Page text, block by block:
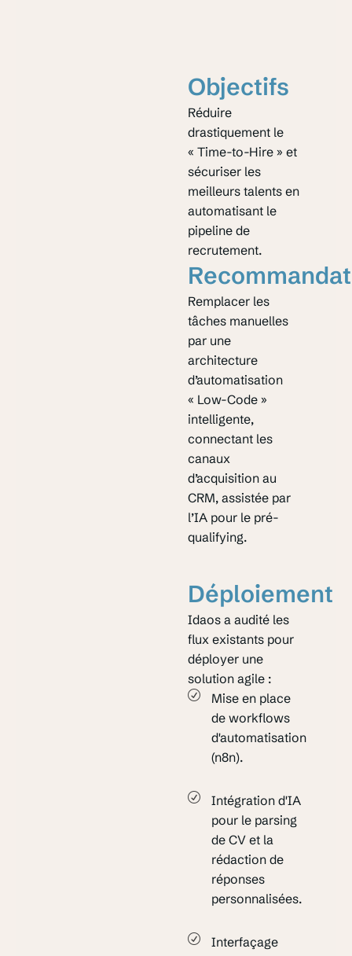
Objectifs
Réduire
drastiquement le
« Time-to-Hire » et
sécuriser les
meilleurs talents en
automatisant le
pipeline de
recrutement.
Remplacer les
tâches manuelles
par une
architecture
d’automatisation
« Low-Code »
intelligente,
connectant les
canaux
d’acquisition au
CRM, assistée par
l’IA pour le pré-
qualifying.
Déploiement
Idaos a audité les
flux existants pour
déployer une
solution agile :
Mise en place
de workflows
d'automatisation
(n8n).
Intégration d'IA
pour le parsing
de CV et la
rédaction de
réponses
personnalisées.
Interfaçage